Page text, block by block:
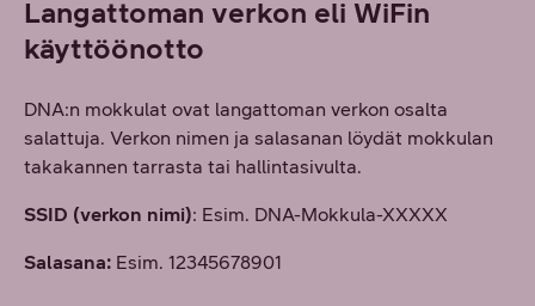
Langattoman verkon eli WiFin
käyttöönotto
DNA:n mokkulat ovat langattoman verkon osalta
salattuja. Verkon nimen ja salasanan löydät mokkulan
takakannen tarrasta tai hallintasivulta.
SSID (verkon nimi): Esim. DNA-Mokkula-XXXXX
Salasana: Esim. 12345678901